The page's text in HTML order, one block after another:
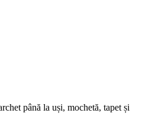
până la uși, mochetă, tapet și